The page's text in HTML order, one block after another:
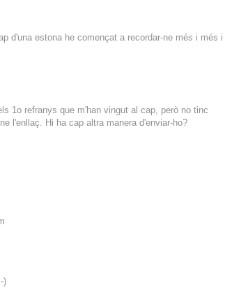
d'una estona he començat a recordar-ne més i més i
1o refranys que m'han vingut al cap, però no tinc
l'enllaç. Hi ha cap altra manera d'enviar-ho?
)